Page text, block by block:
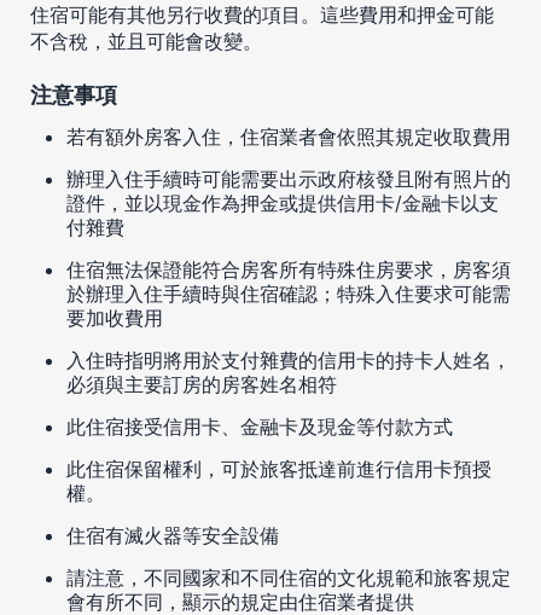
住宿可能有其他另行收費的項目。這些費用和押金可能
不含稅，並且可能會改變。
注意事項
若有額外房客入住，住宿業者會依照其規定收取費用
辦理入住手續時可能需要出示政府核發且附有照片的
證件，並以現金作為押金或提供信用卡/金融卡以支
付雜費
住宿無法保證能符合房客所有特殊住房要求，房客須
於辦理入住手續時與住宿確認；特殊入住要求可能需
要加收費用
入住時指明將用於支付雜費的信用卡的持卡人姓名，
必須與主要訂房的房客姓名相符
此住宿接受信用卡、金融卡及現金等付款方式
此住宿保留權利，可於旅客抵達前進行信用卡預授
權。
住宿有滅火器等安全設備
請注意，不同國家和不同住宿的文化規範和旅客規定
會有所不同，顯示的規定由住宿業者提供